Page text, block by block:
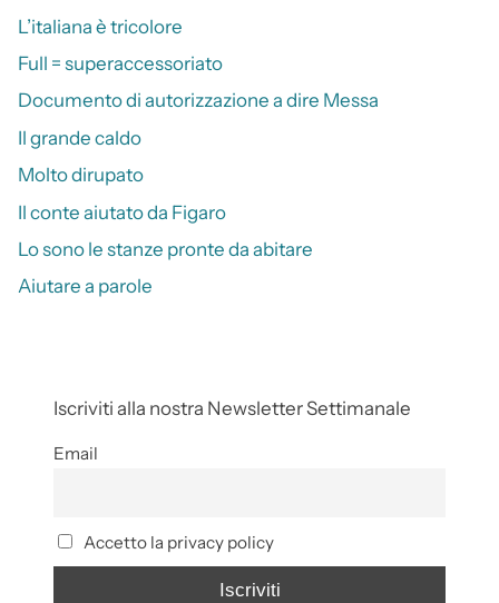
L’italiana è tricolore
Full = superaccessoriato
Documento di autorizzazione a dire Messa
Il grande caldo
Molto dirupato
Il conte aiutato da Figaro
Lo sono le stanze pronte da abitare
Aiutare a parole
Iscriviti alla nostra Newsletter Settimanale
Email
Accetto la privacy policy